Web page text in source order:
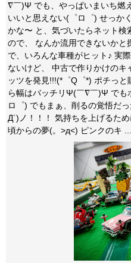
∇￣)Ψ でも、やっぱいまいち燃
いいと思えない(゜ロ゜) せっか
かな〜 と、気づいたらネット
ので、 なんか流用できないか
で、いろんな車種がヒット♪ 実
ないけど、 中古で作りかけのキ
ッツを発見!!!(*゜Q゜*) ポチっ
ら幅はバッチリΨ(￣∇￣)Ψ でも
ロ゜) でもまぁ、削るの覚悟だ
Д´)ノ！！！ 気持ちを上げるた
頃からの夢(。>д<) ピンクのキ ...